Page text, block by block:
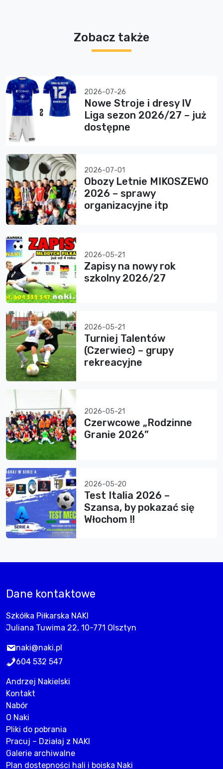
Zobacz także
2026-07-26
Nowe Stroje i dresy IV
Liga sezon 2026/27 – już
dostępne
2026-07-01
Obozy Letnie MIKOSZEWO
2026 – sprawy
organizacyjne itp
2026-05-21
Zapisy na nowy rok
szkolny 2026/27
2026-05-21
Turniej Talentów
(Czerwiec) – grupy
rekreacyjne
2026-05-21
Czerwcowe „Rodzinne
Granie 2026”
2026-05-20
Test Italia 2026 –
Szansa, by pokazać się
Włochom !!
Dane kontaktowe
Szkółka Piłkarska NAKI
Juliana Tuwima 22, 10-771 Olsztyn
naki@naki.pl
604 532 547
Andrzej Nakielski
Kontakt
Nabór
O Naki
Pliki do pobrania
Pracuj – Działaj z NAKI
Galerie archiwalne
Plan dostepności hali i boiska Naki